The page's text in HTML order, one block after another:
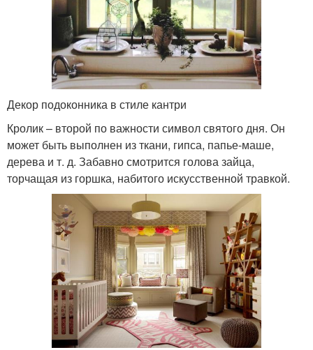
Декор подоконника в стиле кантри
Кролик – второй по важности символ святого дня. Он
может быть выполнен из ткани, гипса, папье-маше,
дерева и т. д. Забавно смотрится голова зайца,
торчащая из горшка, набитого искусственной травкой.